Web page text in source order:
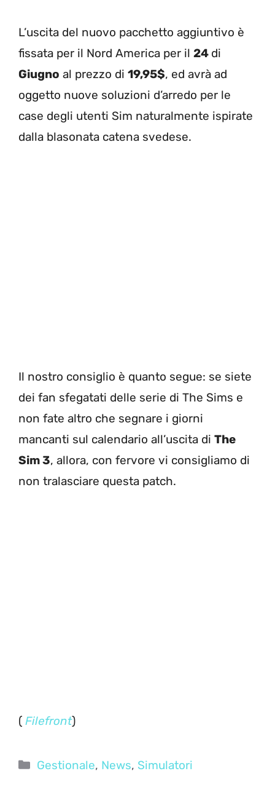
L’uscita del nuovo pacchetto aggiuntivo è
fissata per il Nord America per il 24 di
Giugno al prezzo di 19,95$, ed avrà ad
oggetto nuove soluzioni d’arredo per le
case degli utenti Sim naturalmente ispirate
dalla blasonata catena svedese.
Il nostro consiglio è quanto segue: se siete
dei fan sfegatati delle serie di The Sims e
non fate altro che segnare i giorni
mancanti sul calendario all’uscita di The
Sim 3, allora, con fervore vi consigliamo di
non tralasciare questa patch.
( Filefront)
Categorie
Gestionale, News, Simulatori